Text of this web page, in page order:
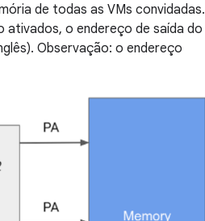
de todas as VMs convidadas.
ativados, o endereço de saída do
Observação: o endereço